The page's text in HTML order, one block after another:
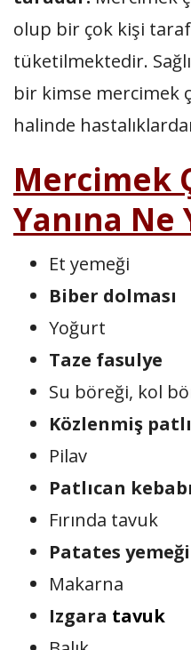
olup bir çok kişi
tüketilmektedir.
bir kimse mercimek
halinde
Mercimek
Yanına Ne
Et yemeği
Biber dolması
Yoğurt
Taze fasulye
Su böreği, kol
Közlenmiş
Pilav
Patlıcan kebabı
Fırında tavuk
Patates yemeği
Makarna
Izgara tavuk